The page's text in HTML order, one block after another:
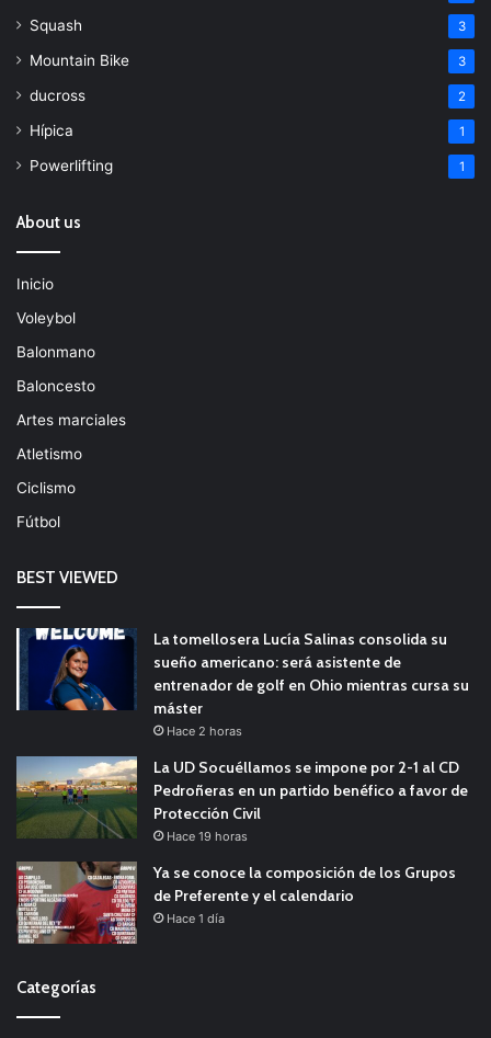
Squash 3
Mountain Bike 3
ducross 2
Hípica 1
Powerlifting 1
About us
Inicio
Voleybol
Balonmano
Baloncesto
Artes marciales
Atletismo
Ciclismo
Fútbol
BEST VIEWED
La tomellosera Lucía Salinas consolida su
sueño americano: será asistente de
entrenador de golf en Ohio mientras cursa su
máster
Hace 2 horas
La UD Socuéllamos se impone por 2-1 al CD
Pedroñeras en un partido benéfico a favor de
Protección Civil
Hace 19 horas
Ya se conoce la composición de los Grupos
de Preferente y el calendario
Hace 1 día
Categorías